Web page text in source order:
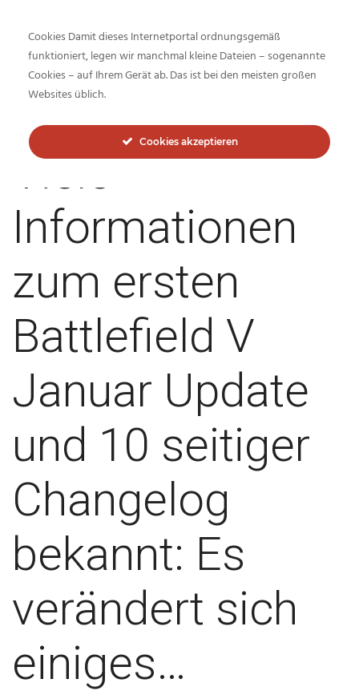
Inside-Network.net
Viele
Informationen
zum ersten
Battlefield V
Januar Update
und 10 seitiger
Changelog
bekannt: Es
verändert sich
einiges…
Cookies Damit dieses Internetportal ordnungsgemäß
funktioniert, legen wir manchmal kleine Dateien – sogenannte
Cookies – auf Ihrem Gerät ab. Das ist bei den meisten großen
Websites üblich.
Cookies akzeptieren